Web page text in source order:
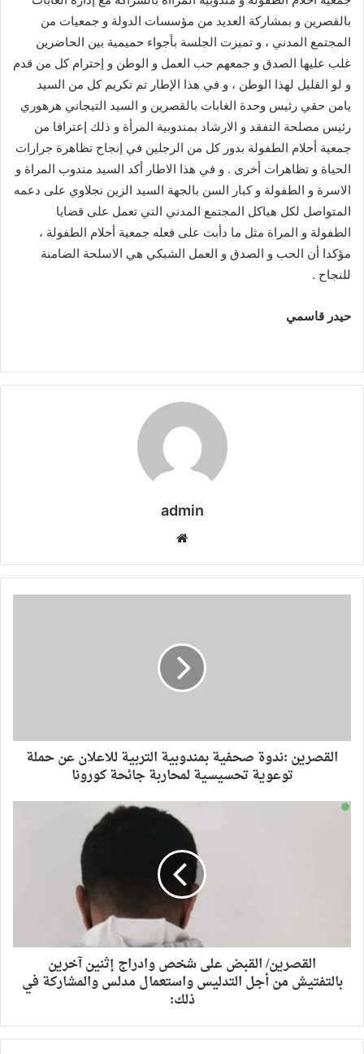
بالقصرين و بمشاركة العديد من مؤسسات الدولة و جمعيات من
المجتمع المدني ، و تميزت الجلسة بأجواء حميمية بين الحاضرين
غلب عليها الصدق و جمعهم حب العمل و الوطن و إحترام كل من قدم
و لو القليل لهذا الوطن ، و في هذا الإطار تم تكريم كل من السيد
يامن حقي رئيس وحدة الغابات بالقصرين و السيد التيجاني هرهوري
رئيس مصلحة التفقد و الارشاد بمندوبية المرأة و ذلك إعترافا من
جمعية أحلام الطفولة بدور كل من الرجلين في إنجاح تظاهرة جرارات
الحياة و تظاهرات أخرى . و في هذا الاطار أكد السيد مندوب المراة و
الاسرة و الطفولة و كبار السن بالجهة السيد الزين نجلاوي على دعمه
المتواصل لكل هياكل المجتمع المدني التي تعمل على قضايا
الطفولة و المراة مثل ما دأبت على فعله جمعية أحلام الطفولة ،
مؤكدا أن الحب و الصدق و العمل الشبكي هي الاسلحة الضامنة
للنجاح .
حيدر قاسمي
admin
القصرين :ندوة صحفية بمندوبية التربية للاعلان عن حملة
توعوية تحسيسية لمحاربة جائحة كورونا
القصرين/ القبض على شخص وادراج إثنين آخرين
بالتفتيش من أجل التدليس واستعمال مدلس والمشاركة في
ذلك: